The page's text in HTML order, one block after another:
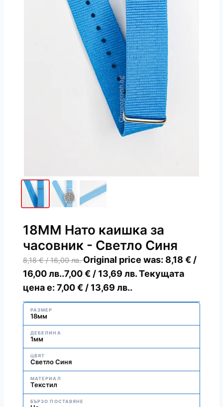
18ММ Нато каишка за
часовник - Светло Синя
8,18€/ 16,00 лв.Original price was: 8,18 € /
16,00 лв..7,00€ / 13,69 лв.Текущата
цена е: 7,00 € / 13,69 лв..
РАЗМЕР
18мм
ДЕБЕЛИНА
1мм
ЦВЯТ
Светло Синя
МАТЕРИАЛ
Текстил
БЪРЗО ПОСТАВЯНЕ